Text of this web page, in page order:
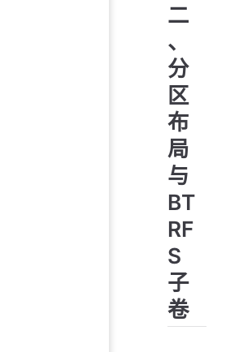
二
、
分
区
布
局
与
BT
RF
S
子
卷